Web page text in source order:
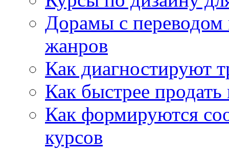
Дорамы с переводом
жанров
Как диагностируют
Как быстрее
Как формируются
курсов